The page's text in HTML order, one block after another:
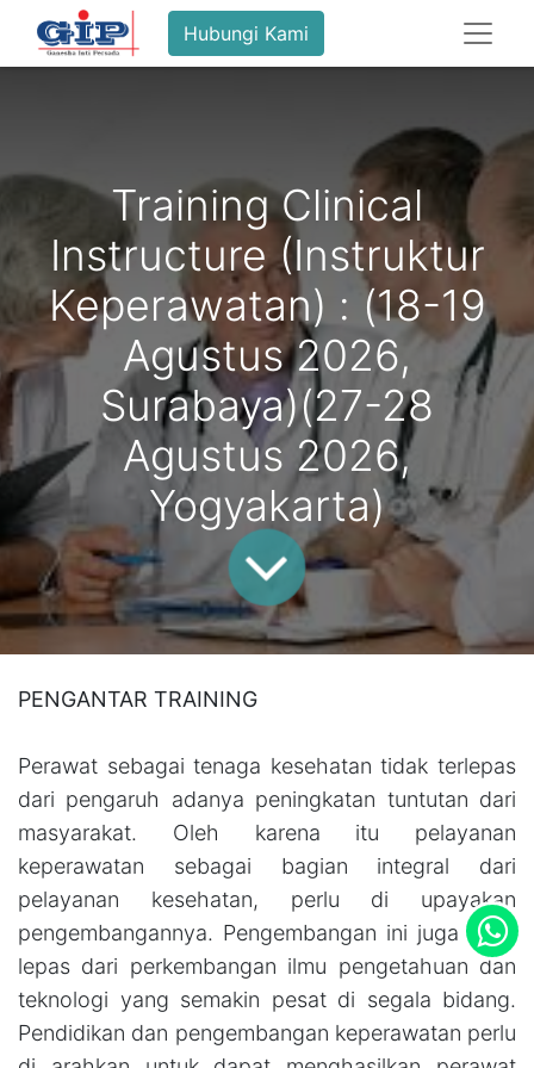
Hubungi Kami
Training Clinical
Instructure (Instruktur
Keperawatan) : (18-19
Agustus 2026,
Surabaya)(27-28
Agustus 2026,
Yogyakarta)
PENGANTAR TRAINING
Perawat sebagai tenaga kesehatan tidak terlepas
dari pengaruh adanya peningkatan tuntutan dari
masyarakat. Oleh karena itu pelayanan
keperawatan sebagai bagian integral dari
pelayanan kesehatan, perlu di upayakan
pengembangannya. Pengembangan ini juga tidak
lepas dari perkembangan ilmu pengetahuan dan
teknologi yang semakin pesat di segala bidang.
Pendidikan dan pengembangan keperawatan perlu